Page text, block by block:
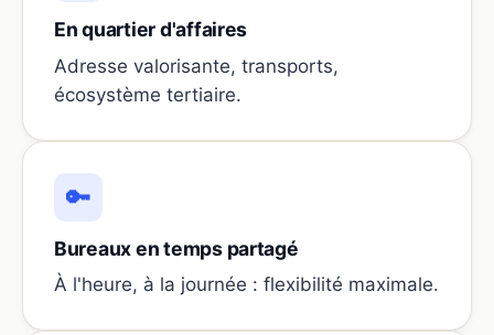
En quartier d'affaires
Adresse valorisante, transports,
écosystème tertiaire.
🔑
Bureaux en temps partagé
À l'heure, à la journée : flexibilité maximale.